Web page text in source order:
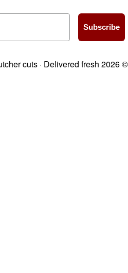
MLS UAEPremium butcher cuts ·